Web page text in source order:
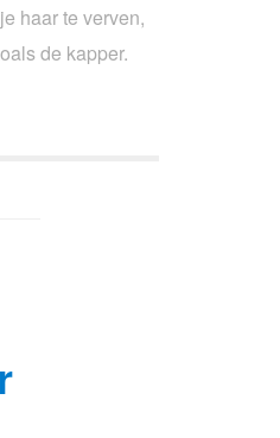
haar te verven,
de kapper.